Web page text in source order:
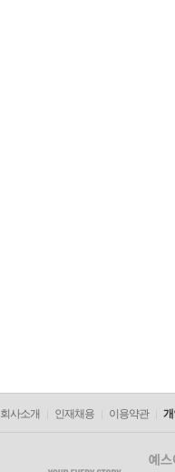
회사소개 인재채용 이용약관 개